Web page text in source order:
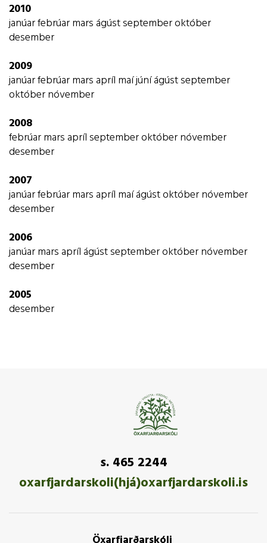
2010
janúarfebrúarmarságústseptemberoktóber
desember
2009
janúarfebrúarmarsapríl maíjúníágústseptember
októbernóvember
2008
febrúarmarsaprílseptemberoktóbernóvember
desember
2007
janúarfebrúarmarsapríl maíágústoktóbernóvember
desember
2006
janúarmarsaprílágústseptemberoktóbernóvember
desember
2005
desember
s. 465 2244
oxarfjardarskoli(hjá)oxarfjardarskoli.is